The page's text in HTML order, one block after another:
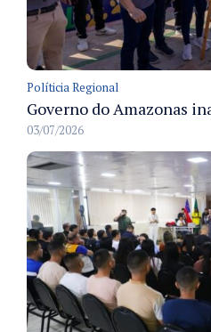
Políticia Regional
03/07/2026